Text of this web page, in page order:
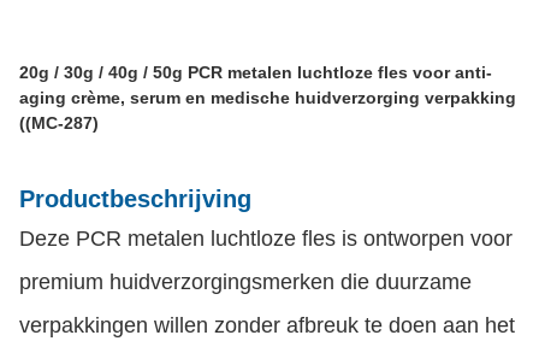
20g / 30g / 40g / 50g PCR metalen luchtloze fles voor anti-
aging crème, serum en medische huidverzorging verpakking
((MC-287)
Productbeschrijving
Deze PCR metalen luchtloze fles is ontworpen voor
premium huidverzorgingsmerken die duurzame
verpakkingen willen zonder afbreuk te doen aan het